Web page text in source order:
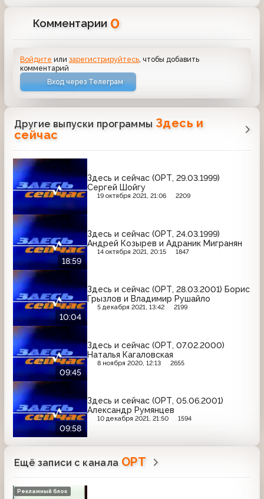
Комментарии 0
Войдите илизарегистрируйтесь , чтобы добавить
комментарий
Вход через Телеграм
Другие выпуски программы Здесь и
сейчас
Здесь и сейчас (ОРТ, 29.03.1999)
Сергей Шойгу
19 октября 2021, 21:06 2209
18:59
Здесь и сейчас (ОРТ, 24.03.1999)
Андрей Козырев и Адраник Мигранян
14 октября 2021, 20:15 1847
10:04
Здесь и сейчас (ОРТ, 28.03.2001) Борис
Грызлов и Владимир Рушайло
5 декабря 2021, 13:42 2199
09:45
Здесь и сейчас (ОРТ, 07.02.2000)
Наталья Кагаловская
8 ноября 2020, 12:13 2655
09:58
Здесь и сейчас (ОРТ, 05.06.2001)
Александр Румянцев
10 декабря 2021, 21:50 1594
Ещё записи с канала ОРТ
Рекламный блок